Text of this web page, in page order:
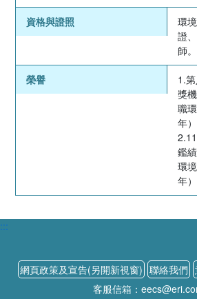
資格與證照
環
證
師。
榮譽
1.
獎
職
年）
鑑
環
年）
:::
網頁政策及宣告(另開新視窗) 聯絡我們
客服信箱：